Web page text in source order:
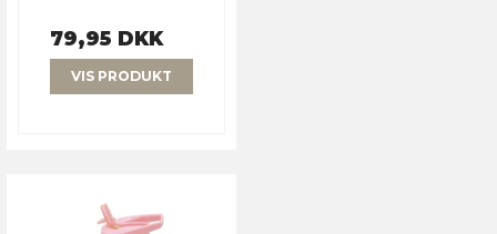
79,95 DKK
VIS PRODUKT